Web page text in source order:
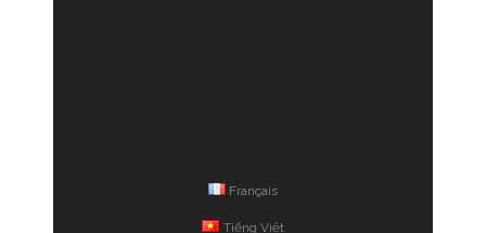
Français
Tiếng Việt